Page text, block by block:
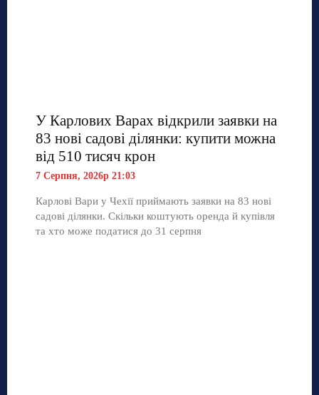
У Карлових Варах відкрили заявки на
83 нові садові ділянки: купити можна
від 510 тисяч крон
7 Серпня, 2026р 21:03
Карлові Вари у Чехії приймають заявки на 83 нові
садові ділянки. Скільки коштують оренда й купівля
та хто може податися до 31 серпня